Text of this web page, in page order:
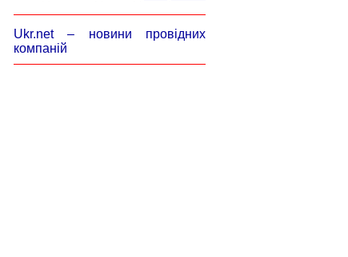
Ukr.net – новини провідних
компаній